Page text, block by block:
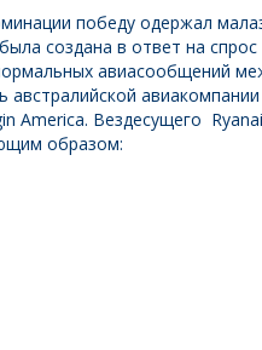
победу одержал
создана в ответ на
авиасообщений
America. Вездесущего
образом: